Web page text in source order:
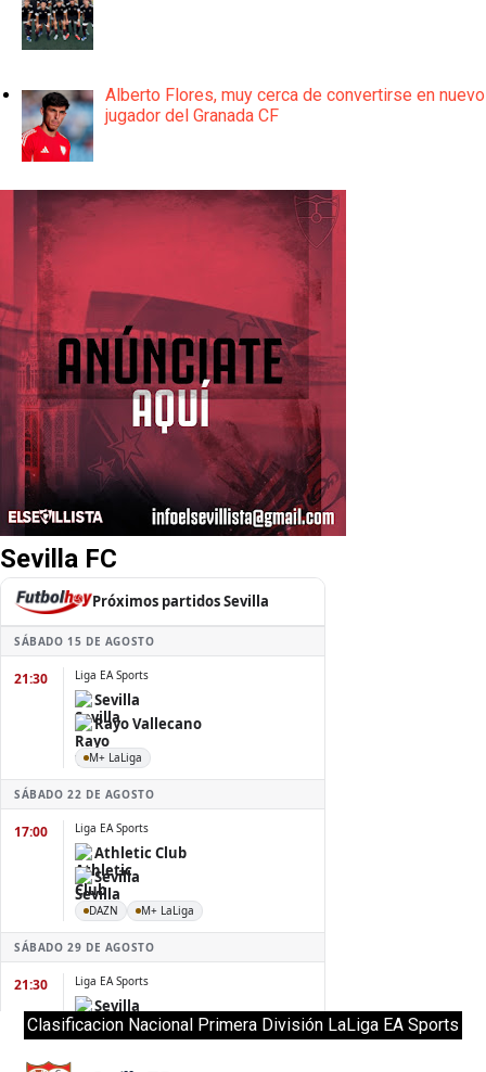
Alberto Flores, muy cerca de convertirse en nuevo
jugador del Granada CF
Sevilla FC
Clasificacion Nacional Primera División LaLiga EA Sports